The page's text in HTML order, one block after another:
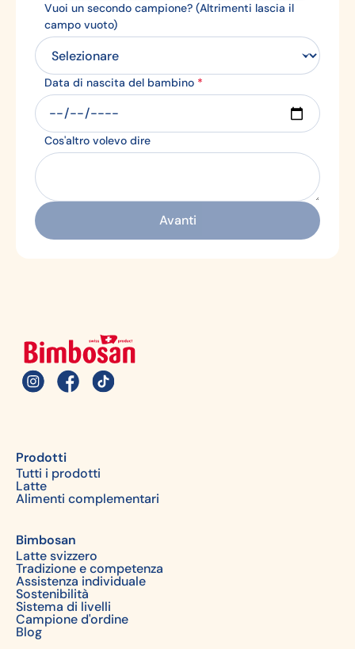
Vuoi un secondo campione? (Altrimenti lascia il
campo vuoto)
Data di nascita del bambino *
Cos'altro volevo dire
Avanti
Prodotti
Tutti i prodotti
Latte
Alimenti complementari
Bimbosan
Latte svizzero
Tradizione e competenza
Assistenza individuale
Sostenibilità
Sistema di livelli
Campione d'ordine
Blog